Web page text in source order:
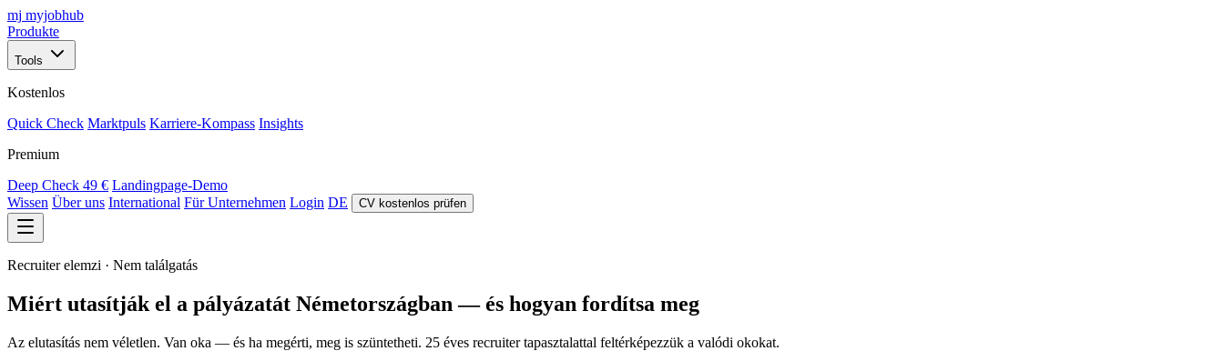
mj myjobhub
Produkte
Tools
Kostenlos
Quick Check Marktpuls Karriere-Kompass Insights
Premium
Deep Check 49 € Landingpage-Demo
Wissen Über uns International Für Unternehmen Login DE CV kostenlos prüfen
Recruiter elemzi · Nem találgatás
Miért utasítják el a pályázatát Németországban — és hogyan fordítsa meg
Az elutasítás nem véletlen. Van oka — és ha megérti, meg is szüntetheti. 25 éves recruiter tapasztalattal feltérképezzük a valódi okokat.